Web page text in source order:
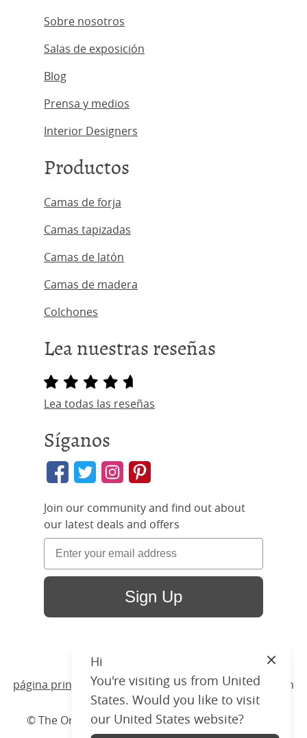
Sobre nosotros
Salas de exposición
Blog
Prensa y medios
Interior Designers
Productos
Camas de forja
Camas tapizadas
Camas de latón
Camas de madera
Colchones
Lea nuestras reseñas
Lea todas las reseñas
Síganos
Join our community and find out about
our latest deals and offers
Sign Up
página principal/ Productos /Camas/Madera/ Byron
© The Original Bedstead Co. (2026) Company No.
Hi
You're visiting us from United
States. Would you like to visit
our United States website?
Close